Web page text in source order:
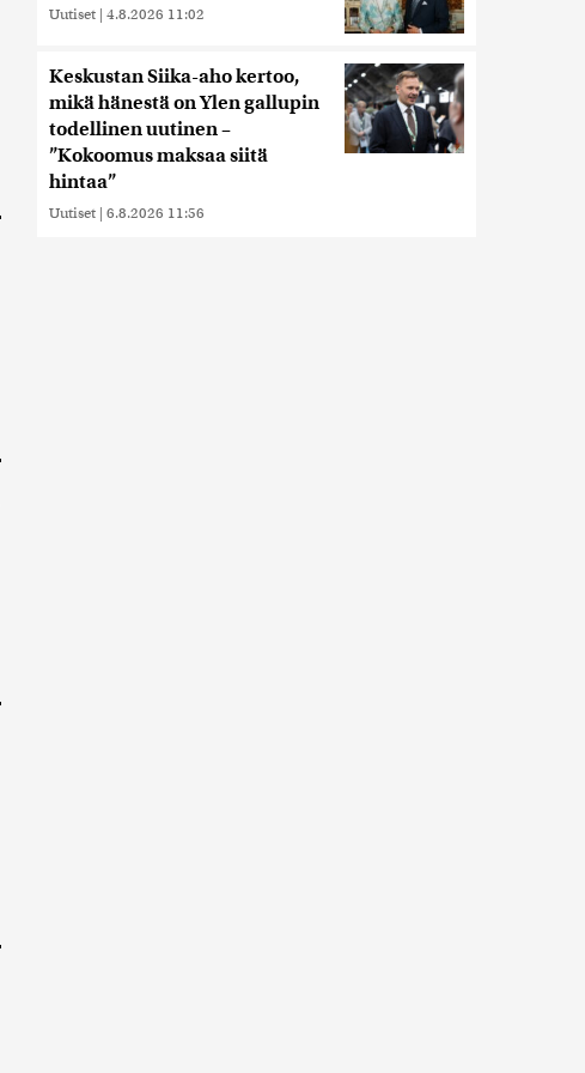
Uutiset | 4.8.2026 11:02
Keskustan Siika-aho kertoo,
mikä hänestä on Ylen gallupin
todellinen uutinen –
”Kokoomus maksaa siitä
hintaa”
Uutiset | 6.8.2026 11:56